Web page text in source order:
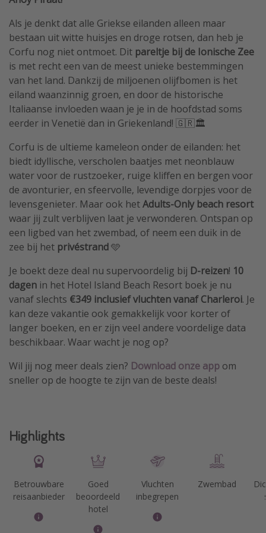
Als je denkt dat alle Griekse eilanden alleen maar
bestaan uit witte huisjes en droge rotsen, dan heb je
Corfu nog niet ontmoet. Dit pareltje bij de Ionische Zee
is met recht een van de meest unieke bestemmingen
van het land. Dankzij de miljoenen olijfbomen is het
eiland waanzinnig groen, en door de historische
Italiaanse invloeden waan je je in de hoofdstad soms
eerder in Venetië dan in Griekenland! 🇬🇷🏛️
Corfu is de ultieme kameleon onder de eilanden: het
biedt idyllische, verscholen baatjes met neonblauw
water voor de rustzoeker, ruige kliffen en bergen voor
de avonturier, en sfeervolle, levendige dorpjes voor de
levensgenieter. Maar ook hetAdults-Only beach resort
waar jij zult verblijven laat je verwonderen. Ontspan op
een ligbed van het zwembad, of neem een duik in de
zee bij het privéstrand🩵
Je boekt deze deal nu supervoordelig bij D-reizen! 10
dagen in het Hotel Island Beach Resort boek je nu
vanaf slechts €349 inclusief vluchten vanaf Charleroi. Je
kan deze vakantie ook gemakkelijk voor korter of
langer boeken, en er zijn veel andere voordelige data
beschikbaar. Waar wacht je nog op?
Wil jij nog meer deals zien? Download onze app om
sneller op de hoogte te zijn van de beste deals!
Highlights
Betrouwbare
reisaanbieder
Goed
beoordeeld
hotel
Vluchten
inbegrepen
Zwembad